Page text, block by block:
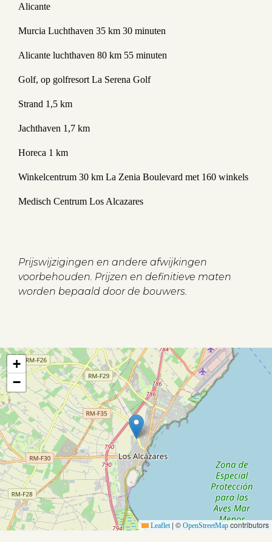
Koopwoningen
Huurwoningen
Verkocht
Verhuurd
Diensten
Verkopen
Alicante
Murcia Luchthaven 35 km 30 minuten
Alicante luchthaven 80 km 55 minuten
Golf, op golfresort La Serena Golf
Strand 1,5 km
Jachthaven 1,7 km
Horeca 1 km
Winkelcentrum 30 km La Zenia Boulevard met 160 winkels
Medisch Centrum Los Alcazares
Prijswijzigingen en andere afwijkingen
voorbehouden. Prijzen en definitieve maten
worden bepaald door de bouwers.
+
−
Leaflet | © OpenStreetMapcontributors